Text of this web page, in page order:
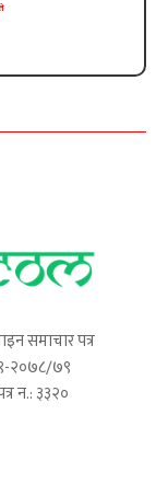
समाचार पत्र
२०७८/७९
न.: ३३२०